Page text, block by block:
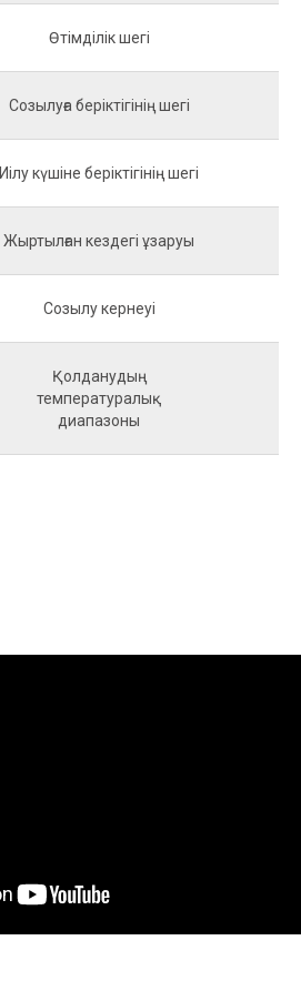
Өтімділік шегі
Созылуға беріктігінің шегі
Иілу күшіне беріктігінің шегі
Жыртылған кездегі ұзаруы
Созылу кернеуі
Қолданудың
температуралық
диапазоны